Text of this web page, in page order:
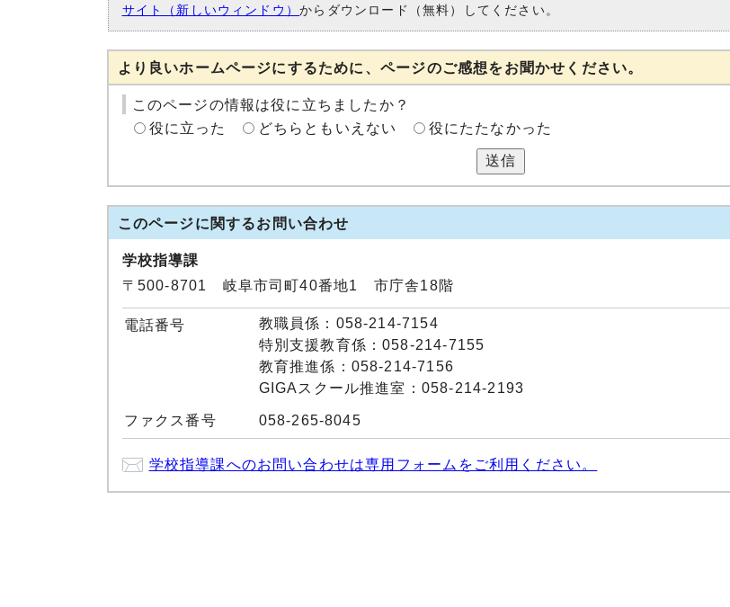
サイト（新しいウィンドウ）からダウンロード（無料）してください。
より良いホームページにするために、ページのご感想をお聞かせください。
このページの情報は役に立ちましたか？
役に立った
どちらともいえない 役にたたなかった
送信
このページに関するお問い合わせ
学校指導課
〒500-8701 岐阜市司町40番地1 市庁舎18階
電話番号
教職員係：058-214-7154
特別支援教育係：058-214-7155
教育推進係：058-214-7156
GIGAスクール推進室：058-214-2193
ファクス番号 058-265-8045
学校指導課へのお問い合わせは専用フォームをご利用ください。